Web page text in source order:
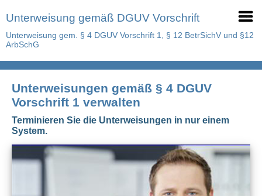
Unterweisung gemäß DGUV Vorschrift
Unterweisung gem. § 4 DGUV Vorschrift 1, § 12 BetrSichV und §12
ArbSchG
Unterweisungen gemäß § 4 DGUV
Vorschrift 1 verwalten
Terminieren Sie die Unterweisungen in nur einem
System.